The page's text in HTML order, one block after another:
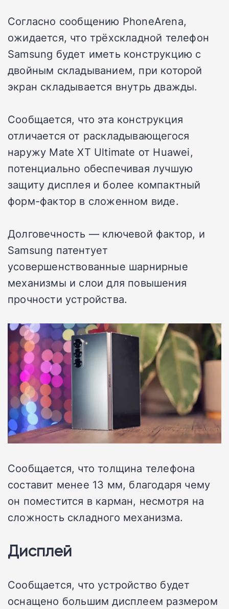
Согласно сообщению PhoneArena,
ожидается, что трёхскладной телефон
Samsung будет иметь конструкцию с
двойным складыванием, при которой
экран складывается внутрь дважды.
Сообщается, что эта конструкция
отличается от раскладывающегося
наружу Mate XT Ultimate от Huawei,
потенциально обеспечивая лучшую
защиту дисплея и более компактный
форм-фактор в сложенном виде.
Долговечность — ключевой фактор, и
Samsung патентует
усовершенствованные шарнирные
механизмы и слои для повышения
прочности устройства.
Сообщается, что толщина телефона
составит менее 13 мм, благодаря чему
он поместится в карман, несмотря на
сложность складного механизма.
Дисплей
Сообщается, что устройство будет
оснащено большим дисплеем размером